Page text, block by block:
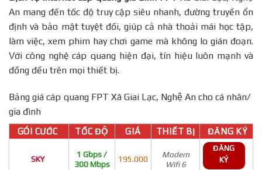
An mang đến tốc độ truy cập siêu nhanh, đường truyền ổn
định và bảo mật tuyệt đối, giúp cả nhà thoải mái học tập,
làm việc, xem phim hay chơi game mà không lo gián đoạn.
Với công nghệ cáp quang hiện đại, tín hiệu luôn mạnh và
đồng đều trên mọi thiết bị.
Bảng giá cáp quang FPT Xã Giai Lạc, Nghệ An cho cá nhân/
gia đình
GÓI CƯỚC TỐC ĐỘ GIÁ THIẾT BỊ ĐĂNG KÝ
SKY
1 Gbps /
300 Mbps
195.000
Modem
Wifi 6
ĐĂNG
KÝ